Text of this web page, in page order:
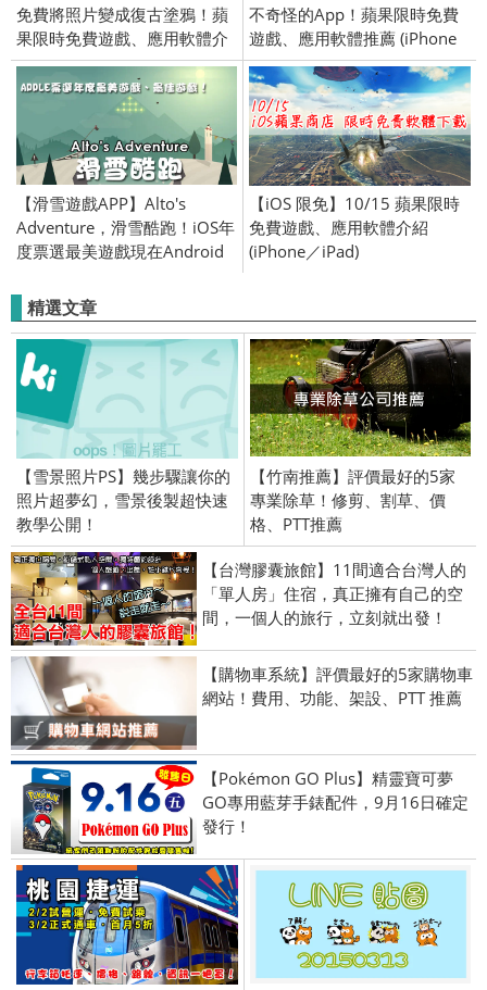
免費將照片變成復古塗鴉！蘋
果限時免費遊戲、應用軟體介
紹 (iPhone／iPad)
2015/12/23
不奇怪的App！蘋果限時免費
遊戲、應用軟體推薦 (iPhone
／iPad) 2017/5/10
【滑雪遊戲APP】Alto's
Adventure，滑雪酷跑！iOS年
度票選最美遊戲現在Android
iOS)
【iOS 限免】10/15 蘋果限時
免費遊戲、應用軟體介紹
(iPhone／iPad)
精選文章
【雪景照片PS】幾步驟讓你的
照片超夢幻，雪景後製超快速
教學公開！
【竹南推薦】評價最好的5家
專業除草！修剪、割草、價
格、PTT推薦
【台灣膠囊旅館】11間適合台灣人的
「單人房」住宿，真正擁有自己的空
間，一個人的旅行，立刻就出發！
【購物車系統】評價最好的5家購物車
網站！費用、功能、架設、PTT 推薦
【Pokémon GO Plus】精靈寶可夢
GO專用藍芽手錶配件，9月16日確定
發行！